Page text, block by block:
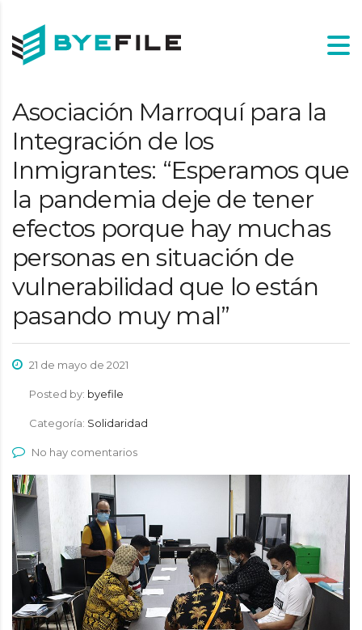
Asociación Marroquí para la
Integración de los
Inmigrantes: “Esperamos que
la pandemia deje de tener
efectos porque hay muchas
personas en situación de
vulnerabilidad que lo están
pasando muy mal”
21 de mayo de 2021
Posted by: byefile
Categoría: Solidaridad
No hay comentarios